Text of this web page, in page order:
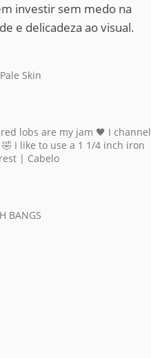
investir sem medo na
e delicadeza ao visual.